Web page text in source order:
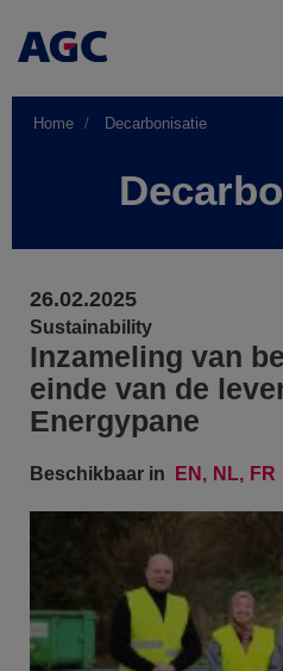
Home Decarbonisatie
26.02.2025
Sustainability
Inzameling van
einde van de
Energypane
Beschikbaar in EN NL FR